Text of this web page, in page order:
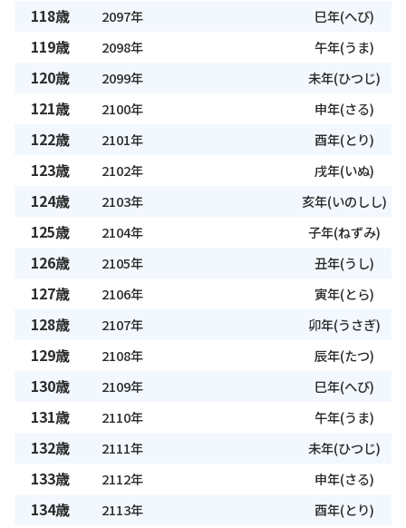
118歳 2097年 巳年(へび)
119歳 2098年 午年(うま)
120歳 2099年 未年(ひつじ)
121歳 2100年 申年(さる)
122歳 2101年 酉年(とり)
123歳 2102年 戌年(いぬ)
124歳 2103年 亥年(いのしし)
125歳 2104年 子年(ねずみ)
126歳 2105年 丑年(うし)
127歳 2106年 寅年(とら)
128歳 2107年 卯年(うさぎ)
129歳 2108年 辰年(たつ)
130歳 2109年 巳年(へび)
131歳 2110年 午年(うま)
132歳 2111年 未年(ひつじ)
133歳 2112年 申年(さる)
134歳 2113年 酉年(とり)